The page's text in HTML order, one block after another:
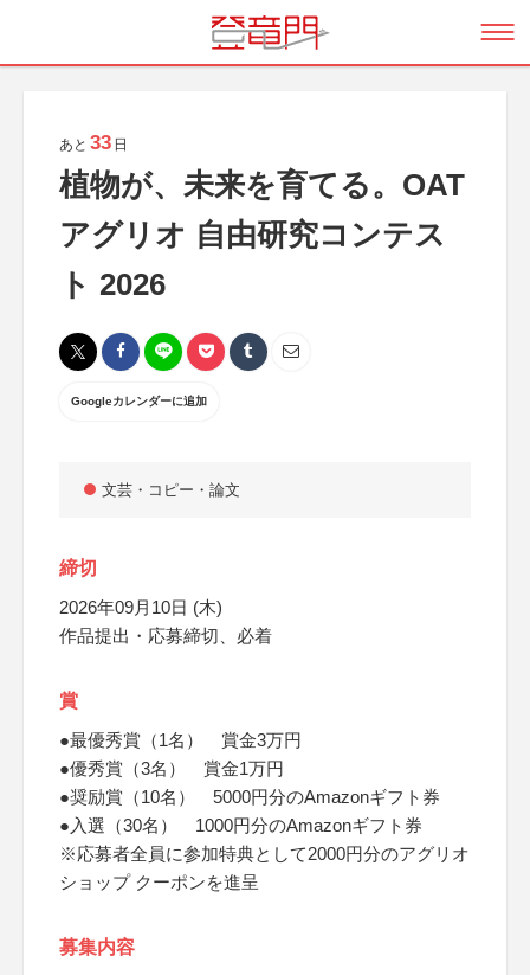
あと 33 日
植物が、未来を育てる。OAT
アグリオ 自由研究コンテス
ト 2026
Googleカレンダーに追加
文芸・コピー・論文
締切
2026年09月10日 (木)
作品提出・応募締切、必着
賞
●最優秀賞（1名） 賞金3万円
●優秀賞（3名） 賞金1万円
●奨励賞（10名） 5000円分のAmazonギフト券
●入選（30名） 1000円分のAmazonギフト券
※応募者全員に参加特典として2000円分のアグリオ
ショップ クーポンを進呈
募集内容